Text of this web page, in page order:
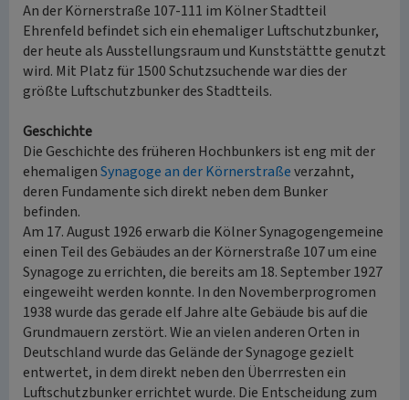
An der Körnerstraße 107-111 im Kölner Stadtteil
Ehrenfeld befindet sich ein ehemaliger Luftschutzbunker,
der heute als Ausstellungsraum und Kunststättte genutzt
wird. Mit Platz für 1500 Schutzsuchende war dies der
größte Luftschutzbunker des Stadtteils.
Geschichte
Die Geschichte des früheren Hochbunkers ist eng mit der
ehemaligenSynagoge an der Körnerstraßeverzahnt,
deren Fundamente sich direkt neben dem Bunker
befinden.
Am 17. August 1926 erwarb die Kölner Synagogengemeine
einen Teil des Gebäudes an der Körnerstraße 107 um eine
Synagoge zu errichten, die bereits am 18. September 1927
eingeweiht werden konnte. In den Novemberprogromen
1938 wurde das gerade elf Jahre alte Gebäude bis auf die
Grundmauern zerstört. Wie an vielen anderen Orten in
Deutschland wurde das Gelände der Synagoge gezielt
entwertet, in dem direkt neben den Überrresten ein
Luftschutzbunker errichtet wurde. Die Entscheidung zum